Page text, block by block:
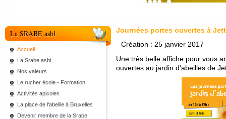
La SRABE asbl
Accueil
La Srabe asbl
Nos valeurs
Le rucher école - Formation
Activités apicoles
La place de l'abeille à Bruxelles
Devenir membre de la Srabe
Journées portes ouvertes à
Création : 25 janvier 2017
Une très belle affiche pour vous
ouvertes au jardin d'abeilles de